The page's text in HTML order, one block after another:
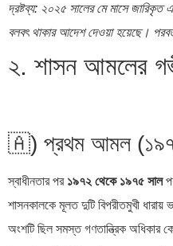
দ্রষ্টব্য: ২০২৫ সালের মে মাসে জারিকৃত
বলবৎ থাকার আদেশ দেওয়া হয়েছে।
২. শাসন আমলের
🇦) প্রথম আমল
স্বাধীনতার পর ১৯৭২ থেকে ১৯৭৫ সাল
শাসনকালকে মূলত দুটি বিপরীতমুখী
অংশটি ছিল সমস্ত গণতান্ত্রিক অধিকার